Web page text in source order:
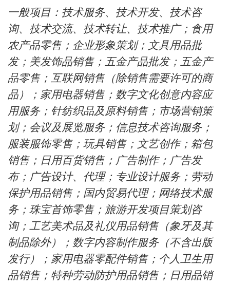
一般项目：技术服务、技术开发、技术咨
询、技术交流、技术转让、技术推广；食用
农产品零售；企业形象策划；文具用品批
发；美发饰品销售；五金产品批发；五金产
品零售；互联网销售（除销售需要许可的商
品）；家用电器销售；数字文化创意内容应
用服务；针纺织品及原料销售；市场营销策
划；会议及展览服务；信息技术咨询服务；
服装服饰零售；玩具销售；文艺创作；箱包
销售；日用百货销售；广告制作；广告发
布；广告设计、代理；专业设计服务；劳动
保护用品销售；国内贸易代理；网络技术服
务；珠宝首饰零售；旅游开发项目策划咨
询；工艺美术品及礼仪用品销售（象牙及其
制品除外）；数字内容制作服务（不含出版
发行）；家用电器零配件销售；个人卫生用
品销售；特种劳动防护用品销售；日用品销